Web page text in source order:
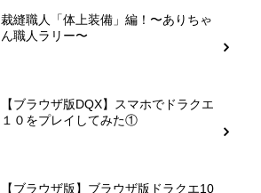
裁縫職人「体上装備」編！〜ありちゃ
ん職人ラリー〜
【ブラウザ版DQX】スマホでドラクエ
１０をプレイしてみた①
【ブラウザ版】ブラウザ版ドラクエ10